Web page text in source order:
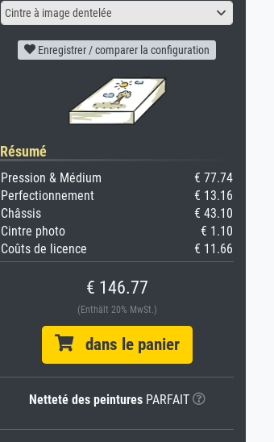
Cintre à image dentelée
Enregistrer / comparer la configuration
Résumé
Pression & Médium
€ 77.74
Perfectionnement
€ 13.16
Châssis
€ 43.10
Cintre photo
€ 1.10
Coûts de licence
€ 11.66
€ 146.77
(Enthält 20% MwSt.)
dans le panier
Netteté des peinturesPARFAIT